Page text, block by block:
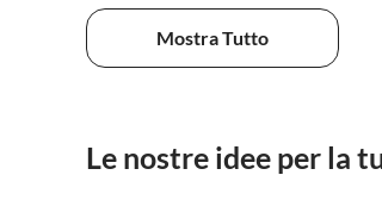
Mostra Tutto
Le nostre idee per la